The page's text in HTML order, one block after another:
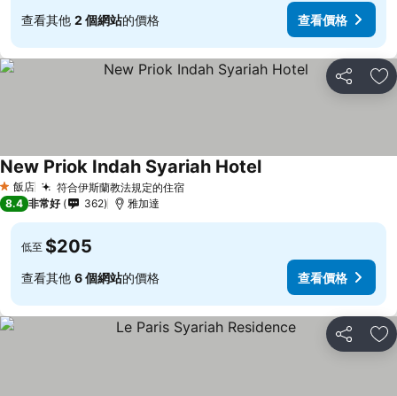
查看其他 2 個網站的價格 查看價格
分享 加
1 星級
飯店 符合伊斯蘭教法規定的住宿
New Priok Indah Syariah Hotel
8.4 非常好 362 雅加達
低至 $205
查看其他 6 個網站的價格 查看價格
分享 加